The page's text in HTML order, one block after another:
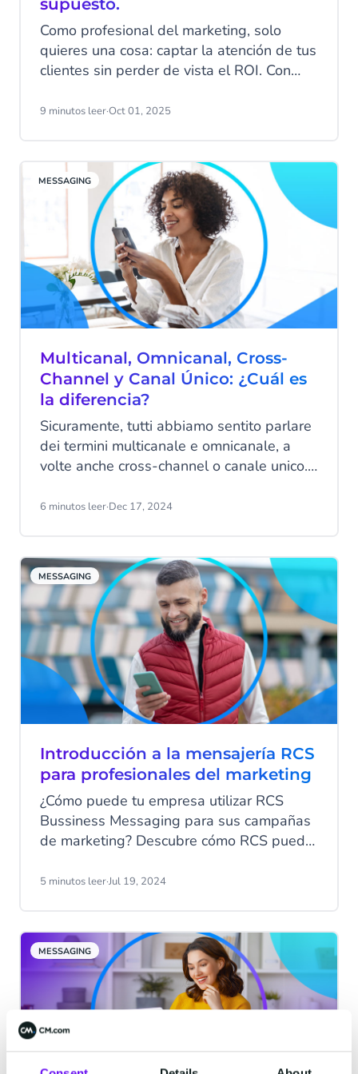
supuesto.
Como profesional del marketing, solo
quieres una cosa: captar la atención de tus
clientes sin perder de vista el ROI. Con
Business, el alcance y la naturaleza
verdad tu presupuesto de marketing para
obtener mejores resultados? ¡Usando los
datos a tu favor!
9 minutos leer·Oct 01, 2025
MESSAGING
Multicanal, Omnicanal, Cross-
Channel y Canal Único: ¿Cuál es
la diferencia?
Sicuramente, tutti abbiamo sentito parlare
dei termini multicanale e omnicanale, a
volte anche cross-channel o canale unico.
modo intercambiabile, rendendo difficile
quando si parla di comunicazione con i
clienti, poiché questo può essere decisivo
per offrire un’esperienza cliente
eccezionale.
6 minutos leer·Dec 17, 2024
MESSAGING
Introducción a la mensajería RCS
para profesionales del marketing
¿Cómo puede tu empresa utilizar RCS
Bussiness Messaging para sus campañas
de marketing? Descubre cómo RCS puede
interactivo, interactuar con los clientes y
5 minutos leer·Jul 19, 2024
MESSAGING